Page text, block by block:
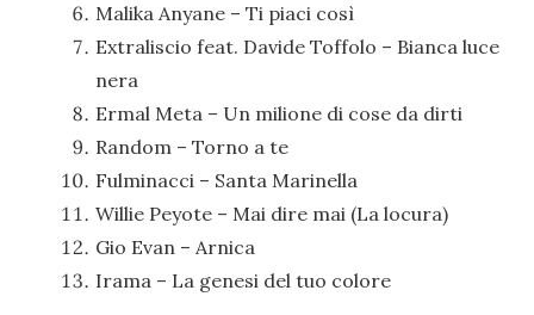
Malika Anyane – Ti piaci così
Extraliscio feat. Davide Toffolo – Bianca luce
nera
Ermal Meta – Un milione di cose da dirti
Random – Torno a te
Fulminacci – Santa Marinella
Willie Peyote – Mai dire mai (La locura)
Gio Evan – Arnica
Irama – La genesi del tuo colore